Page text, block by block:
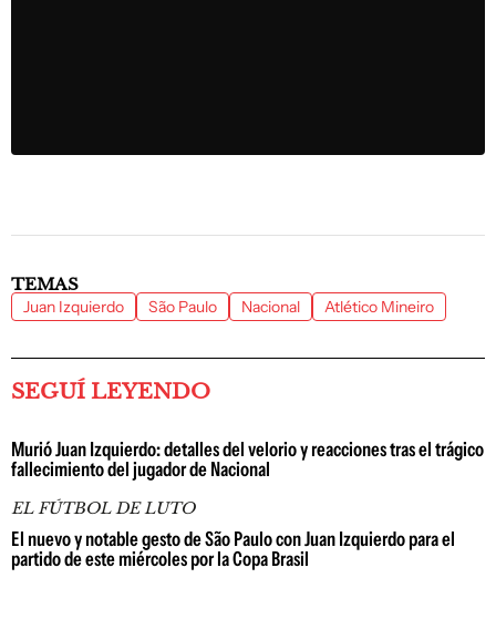
TEMAS
Juan Izquierdo São Paulo Nacional Atlético Mineiro
SEGUÍ LEYENDO
Murió Juan Izquierdo: detalles del velorio y reacciones tras el trágico
fallecimiento del jugador de Nacional
EL FÚTBOL DE LUTO
El nuevo y notable gesto de São Paulo con Juan Izquierdo para el
partido de este miércoles por la Copa Brasil